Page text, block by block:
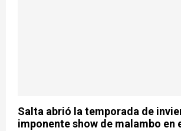
Salta abrió la temporada de
imponente show de malambo en